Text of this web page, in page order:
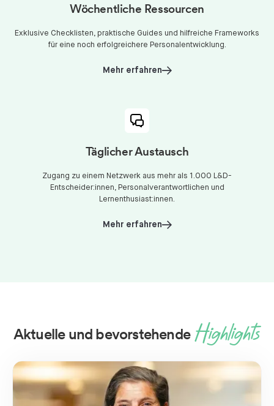
Wöchentliche Ressourcen
Exklusive Checklisten, praktische Guides und hilfreiche Frameworks
für eine noch erfolgreichere Personalentwicklung.
Mehr erfahren
Täglicher Austausch
Zugang zu einem Netzwerk aus mehr als 1.000 L&D-
Entscheider:innen, Personalverantwortlichen und
Lernenthusiast:innen.
Mehr erfahren
Aktuelle und bevorstehende Highlights